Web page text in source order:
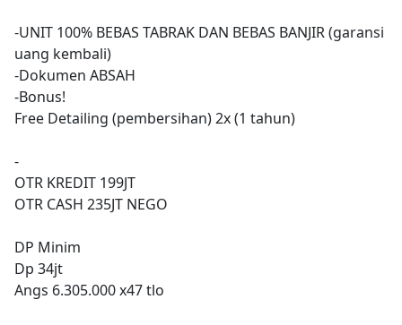
-UNIT 100% BEBAS TABRAK DAN BEBAS BANJIR (garansi
uang kembali)
-Dokumen ABSAH
-Bonus!
Free Detailing (pembersihan) 2x (1 tahun)
-
OTR KREDIT 199JT
OTR CASH 235JT NEGO
DP Minim
Dp 34jt
Angs 6.305.000 x47 tlo